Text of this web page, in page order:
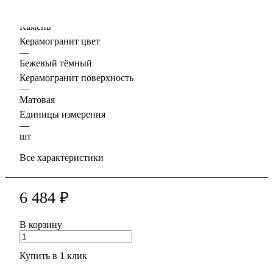
Камень
Керамогранит цвет
—
Бежевый тёмный
Керамогранит поверхность
—
Матовая
Единицы измерения
—
шт
Все характеристики
6 484 ₽
В корзину
Купить в 1 клик